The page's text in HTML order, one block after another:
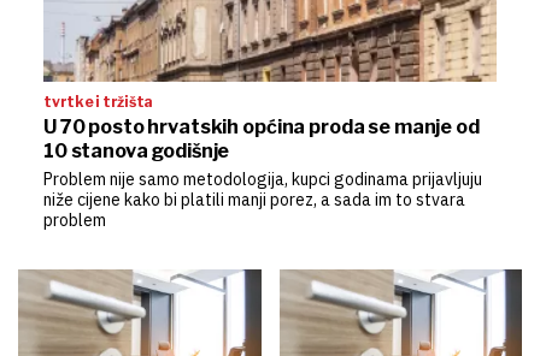
tvrtke i tržišta
U 70 posto hrvatskih općina proda se manje od
10 stanova godišnje
Problem nije samo metodologija, kupci godinama prijavljuju
niže cijene kako bi platili manji porez, a sada im to stvara
problem